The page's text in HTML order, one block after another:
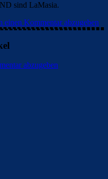
sind LaMasia.
einen Kommentar abzugeben
abzugeben